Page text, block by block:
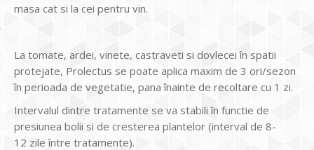
masa cat si la cei pentru vin.
La tomate, ardei, vinete, castraveti si dovlecei în spatii
protejate, Prolectus se poate aplica maxim de 3 ori/sezon
în perioada de vegetatie, pana înainte de recoltare cu 1 zi.
Intervalul dintre tratamente se va stabili în functie de
presiunea bolii si de cresterea plantelor (interval de 8-
12 zile între tratamente).